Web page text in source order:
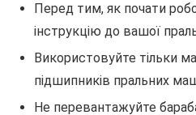
Перед тим, як почати
інструкцію до вашої
Використовуйте тільки
підшипників пральних
Не перевантажуйте